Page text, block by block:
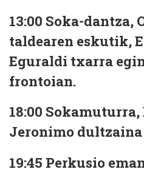
13:00 Soka-dantza,
taldearen eskutik,
Eguraldi txarra
frontoian.
18:00 Sokamuturra,
Jeronimo
19:45 Perkusio